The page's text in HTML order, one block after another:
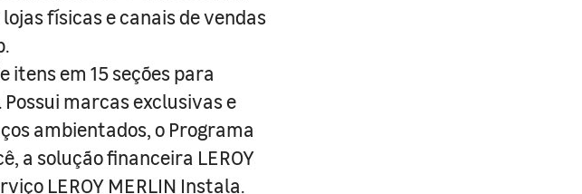
físicas e canais de vendas
itens em 15 seções para
marcas exclusivas e
ambientados, o Programa
a solução financeira LEROY
LEROY MERLIN Instala.